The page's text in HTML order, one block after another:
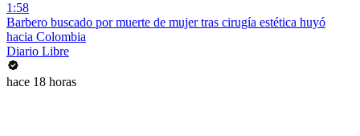
1:58
Barbero buscado por muerte de mujer tras cirugía estética huyó
hacia Colombia
Diario Libre
hace 18 horas